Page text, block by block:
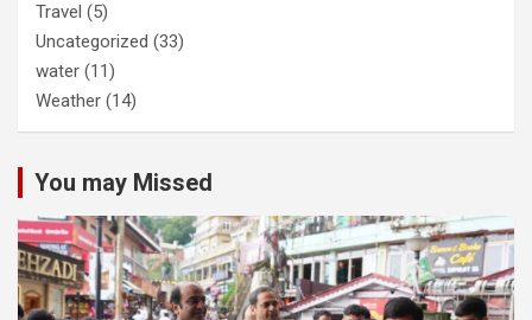
Travel (5)
Uncategorized (33)
water (11)
Weather (14)
You may Missed